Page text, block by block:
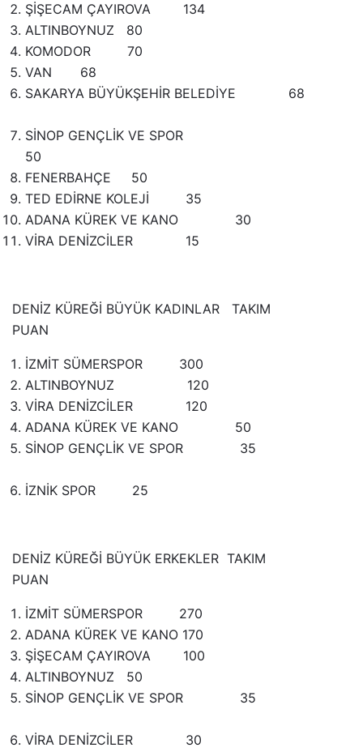
ŞİŞECAM ÇAYIROVA 134
ALTINBOYNUZ 80
KOMODOR 70
VAN 68
SAKARYA BÜYÜKŞEHİR BELEDİYE 68
SİNOP GENÇLİK VE SPOR
50
FENERBAHÇE 50
TED EDİRNE KOLEJİ 35
ADANA KÜREK VE KANO 30
VİRA DENİZCİLER 15
DENİZ KÜREĞİ BÜYÜK KADINLAR TAKIM
PUAN
İZMİT SÜMERSPOR 300
ALTINBOYNUZ 120
VİRA DENİZCİLER 120
ADANA KÜREK VE KANO 50
SİNOP GENÇLİK VE SPOR 35
İZNİK SPOR 25
DENİZ KÜREĞİ BÜYÜK ERKEKLER TAKIM
PUAN
İZMİT SÜMERSPOR 270
ADANA KÜREK VE KANO 170
ŞİŞECAM ÇAYIROVA 100
ALTINBOYNUZ 50
SİNOP GENÇLİK VE SPOR 35
VİRA DENİZCİLER 30